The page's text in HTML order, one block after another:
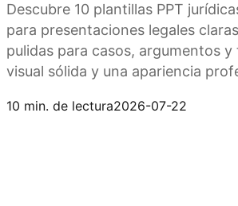
Descubre 10 plantillas PPT
para presentaciones legales
pulidas para casos, argumentos
visual sólida y una apariencia
10 min. de lectura2026-07-22